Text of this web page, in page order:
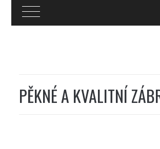
PĚKNÉ A KVALITNÍ